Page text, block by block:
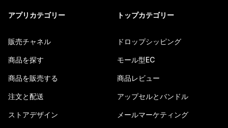
アプリカテゴリー
販売チャネル
商品を探す
商品を販売する
注文と配送
ストアデザイン
トップカテゴリー
ドロップシッピング
モール型EC
商品レビュー
アップセルとバンドル
メールマーケティング